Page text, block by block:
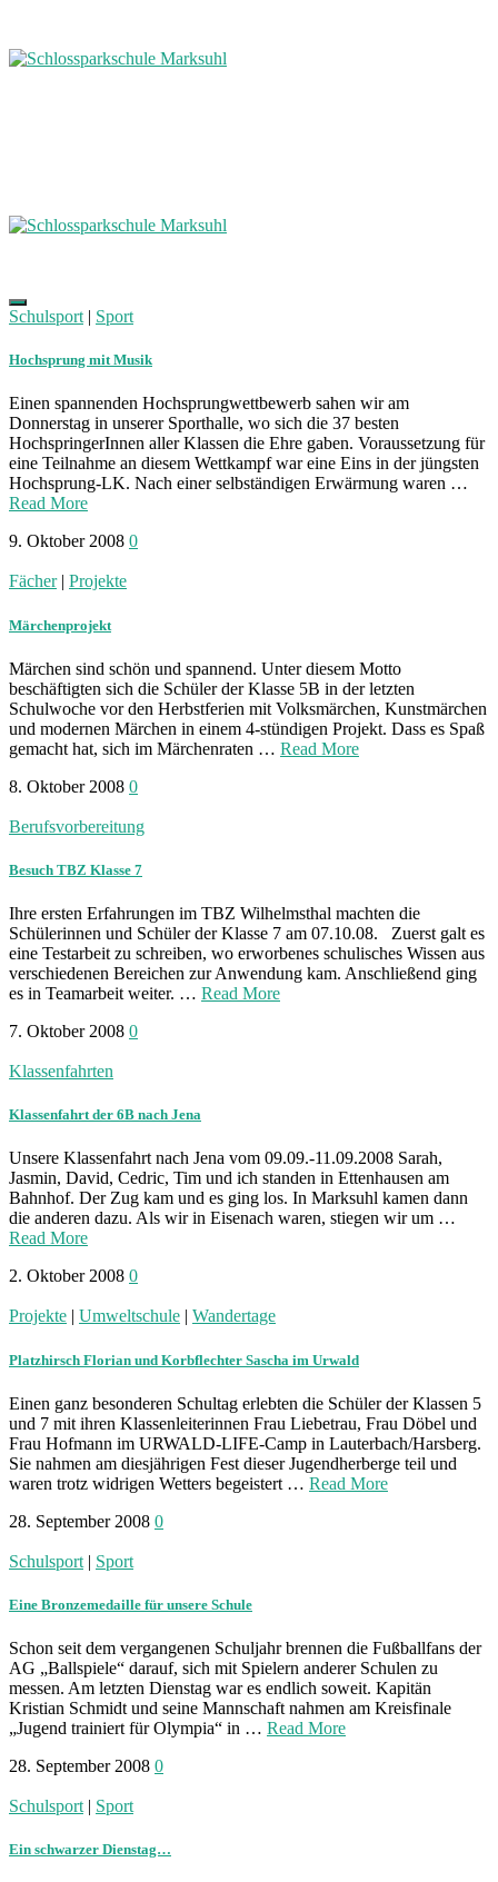
Schulsport | Sport
Hochsprung mit Musik
Einen spannenden Hochsprungwettbewerb sahen wir am
Donnerstag in unserer Sporthalle, wo sich die 37 besten
HochspringerInnen aller Klassen die Ehre gaben. Voraussetzung für
eine Teilnahme an diesem Wettkampf war eine Eins in der jüngsten
Hochsprung-LK. Nach einer selbständigen Erwärmung waren …
Read More
9. Oktober 2008 0
Fächer| Projekte
Märchenprojekt
Märchen sind schön und spannend. Unter diesem Motto
beschäftigten sich die Schüler der Klasse 5B in der letzten
Schulwoche vor den Herbstferien mit Volksmärchen, Kunstmärchen
und modernen Märchen in einem 4-stündigen Projekt. Dass es Spaß
gemacht hat, sich im Märchenraten … Read More
8. Oktober 2008 0
Berufsvorbereitung
Besuch TBZ Klasse 7
Ihre ersten Erfahrungen im TBZ Wilhelmsthal machten die
Schülerinnen und Schüler der Klasse 7 am 07.10.08. Zuerst galt es
eine Testarbeit zu schreiben, wo erworbenes schulisches Wissen aus
verschiedenen Bereichen zur Anwendung kam. Anschließend ging
es in Teamarbeit weiter. … Read More
7. Oktober 2008 0
Klassenfahrten
Klassenfahrt der 6B nach Jena
Unsere Klassenfahrt nach Jena vom 09.09.-11.09.2008 Sarah,
Jasmin, David, Cedric, Tim und ich standen in Ettenhausen am
Bahnhof. Der Zug kam und es ging los. In Marksuhl kamen dann
die anderen dazu. Als wir in Eisenach waren, stiegen wir um …
Read More
2. Oktober 2008 0
Projekte | Umweltschule | Wandertage
Platzhirsch Florian und Korbflechter Sascha im Urwald
Einen ganz besonderen Schultag erlebten die Schüler der Klassen 5
und 7 mit ihren Klassenleiterinnen Frau Liebetrau, Frau Döbel und
Frau Hofmann im URWALD-LIFE-Camp in Lauterbach/Harsberg.
Sie nahmen am diesjährigen Fest dieser Jugendherberge teil und
waren trotz widrigen Wetters begeistert … Read More
28. September 2008 0
Schulsport | Sport
Eine Bronzemedaille für unsere Schule
Schon seit dem vergangenen Schuljahr brennen die Fußballfans der
AG „Ballspiele“ darauf, sich mit Spielern anderer Schulen zu
messen. Am letzten Dienstag war es endlich soweit. Kapitän
Kristian Schmidt und seine Mannschaft nahmen am Kreisfinale
„Jugend trainiert für Olympia“ in … Read More
28. September 2008 0
Schulsport | Sport
Ein schwarzer Dienstag…